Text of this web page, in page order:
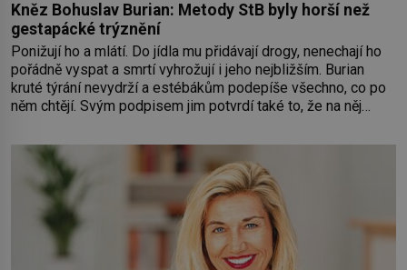
Kněz Bohuslav Burian: Metody StB byly horší než
gestapácké trýznění
Ponižují ho a mlátí. Do jídla mu přidávají drogy, nenechají ho
pořádně vyspat a smrtí vyhrožují i jeho nejbližším. Burian
kruté týrání nevydrží a estébákům podepíše všechno, co po
něm chtějí. Svým podpisem jim potvrdí také to, že na něj
Syn brněnského řezníka chce být knězem a